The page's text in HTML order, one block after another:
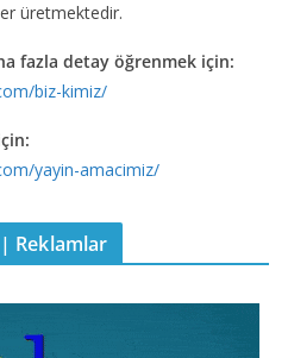
üretmektedir.
fazla detay öğrenmek için:
biz-kimiz/
yayin-amacimiz/
Reklamlar